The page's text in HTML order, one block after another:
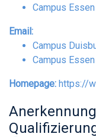
Campus
Email:
Campus
Campus Essen
Homepage: https://